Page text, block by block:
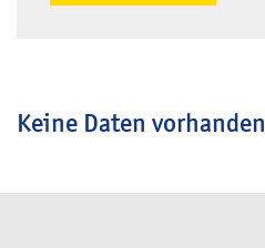
Keine Daten vorhanden